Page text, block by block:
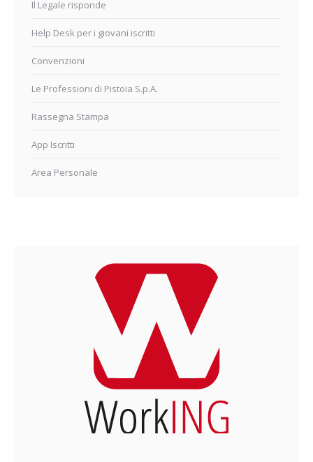
Il Legale risponde
Help Desk per i giovani iscritti
Convenzioni
Le Professioni di Pistoia S.p.A.
Rassegna Stampa
App Iscritti
Area Personale